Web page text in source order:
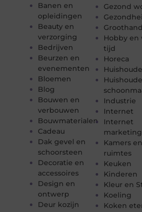
Banen en
opleidingen
Beauty en
verzorging
Bedrijven
Beurzen en
evenementen
Bloemen
Blog
Bouwen en
verbouwen
Bouwmaterialen
Cadeau
Dak gevel en
schoorsteen
Decoratie en
accessoires
Design en
ontwerp
Deur kozijn
Gezond
Hobby en
tijd
Horeca
Industrie
Internet
Internet
marketing
Kamers en
ruimtes
Keuken
Kinderen
Kleur en
Koeling
Koken